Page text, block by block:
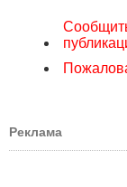
Реклама